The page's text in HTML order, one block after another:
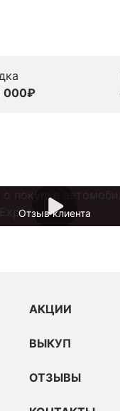
000₽
Отзыв клиента
АКЦИИ
ВЫКУП
ОТЗЫВЫ